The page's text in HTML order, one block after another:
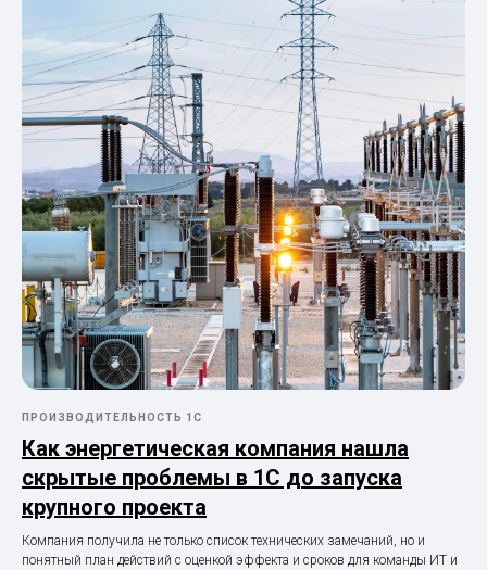
ПРОИЗВОДИТЕЛЬНОСТЬ 1С
Как энергетическая компания нашла
скрытые проблемы в 1С до запуска
крупного проекта
Компания получила не только список технических замечаний, но и
понятный план действий с оценкой эффекта и сроков для команды ИТ и